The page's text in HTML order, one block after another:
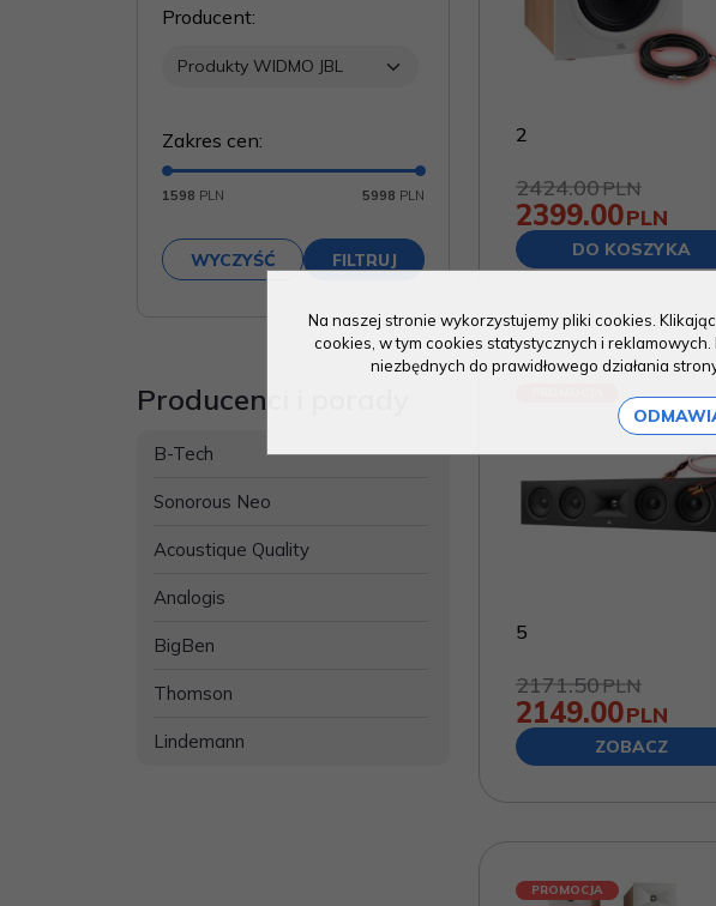
2
2424.00PLN
2399.00PLN
DO KOSZYKA
5
2171.50PLN
2149.00PLN
ZOBACZ
PROMOCJA
Producent:
Zakres cen:
1598 PLN 5998 PLN
Producenci i porady
B-Tech
Sonorous Neo
Acoustique Quality
Analogis
BigBen
Thomson
Lindemann
Na naszej stronie wykorzystujemy pliki cookies.
cookies, w tym cookies statystycznych i
niezbędnych do prawidłowego działania